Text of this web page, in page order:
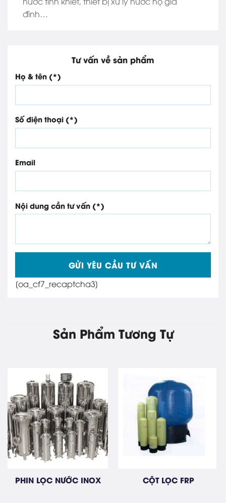
đình…
Tư vấn về sản phẩm
Họ & tên (*)
Số điện thoại (*)
Email
Nội dung cần tư vấn (*)
[oa_cf7_recaptcha3]
Sản Phẩm Tương Tự
PHIN LỌC NƯỚC INOX CỘT LỌC FRP